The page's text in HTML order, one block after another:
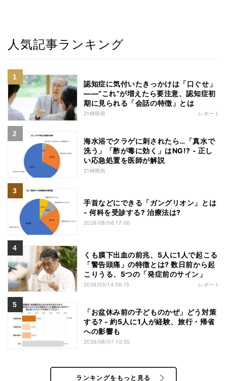
人気記事ランキング
認知症に気付いたきっかけは「口ぐせ」
――“これ”が増えたら要注意、認知症初
期に見られる「会話の特徴」とは
21時間前 レポート
海水浴でクラゲに刺されたら…「真水で
洗う」「酢が毒に効く」はNG!? - 正し
い応急処置を医師が解説
21時間前
手首などにできる「ガングリオン」とは
- 何科を受診する? 治療法は?
2026/08/06 17:00
くも膜下出血の前兆、5人に1人で起こる
「警告頭痛」の特徴とは? 数日前から起
こりうる、5つの「発症前のサイン」
2026/03/14 06:15 レポート
「お盆休み前の子どものかぜ」どう対策
する? - 約5人に1人が経験、旅行・帰省
への影響も
2026/08/07 10:55
ランキングをもっと見る